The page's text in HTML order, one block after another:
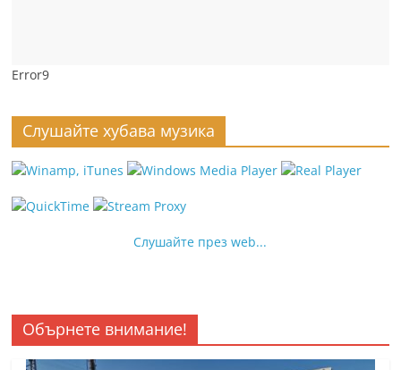
Error9
Слушайте хубава музика
Слушайте през web...
Обърнете внимание!